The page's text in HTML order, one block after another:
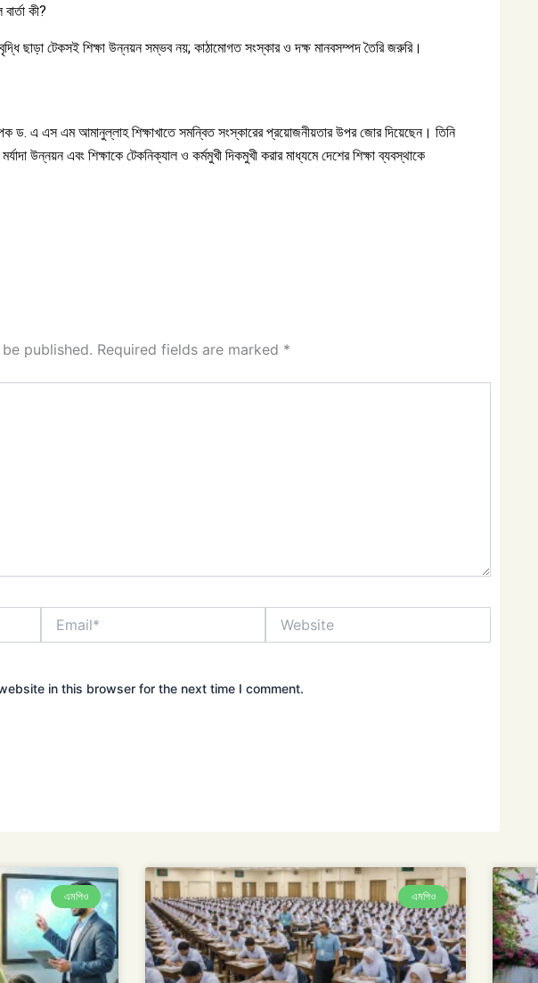
কী?
বৃদ্ধি ছাড়া টেকসই শিক্ষা উন্নয়ন সম্ভব নয়; কাঠামোগত সংস্কার ও দক্ষ মানবসম্পদ তৈরি জরুরি।
ড. এ এস এম আমানুল্লাহ শিক্ষাখাতে সমন্বিত সংস্কারের প্রয়োজনীয়তার উপর জোর দিয়েছেন। তিনি
উন্নয়ন এবং শিক্ষাকে টেকনিক্যাল ও কর্মমুখী দিকমুখী করার মাধ্যমে দেশের শিক্ষা ব্যবস্থাকে
published. Required fields are marked *
in this browser for the next time I comment.
এমপিও এমপিও